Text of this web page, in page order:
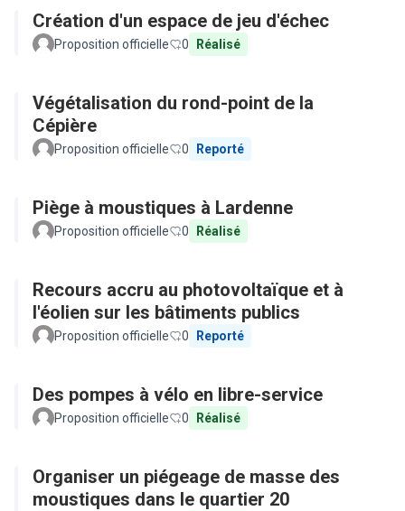
Création d'un espace de jeu d'échec
Proposition officielle 0 Réalisé
Végétalisation du rond-point de la
Cépière
Proposition officielle 0 Reporté
Piège à moustiques à Lardenne
Proposition officielle 0 Réalisé
Recours accru au photovoltaïque et à
l'éolien sur les bâtiments publics
Proposition officielle 0 Reporté
Des pompes à vélo en libre-service
Proposition officielle 0 Réalisé
Organiser un piégeage de masse des
moustiques dans le quartier 20